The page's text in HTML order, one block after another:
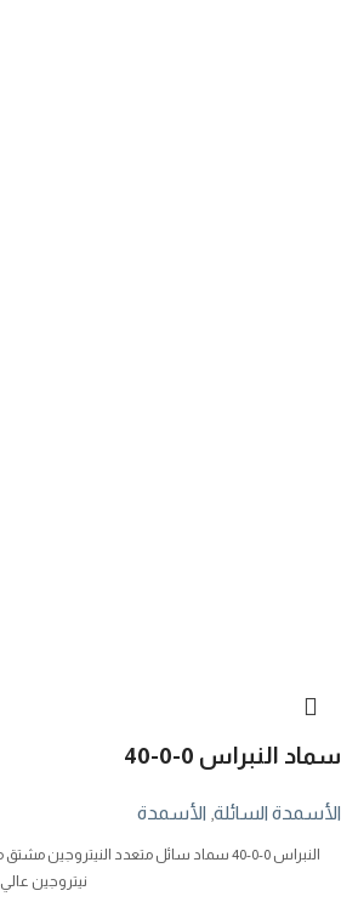
سماد النبراس 0-0-40
الأسمدة السائلة الأسمدة
النبراس 0-0-40 سماد سائل متعدد
نيتروجين عالي